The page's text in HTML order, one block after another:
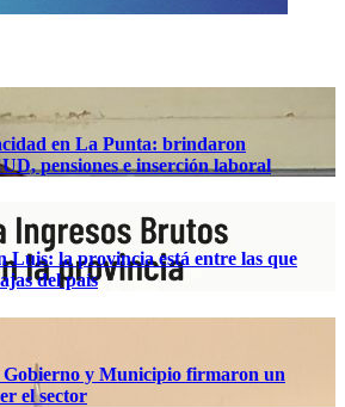
en La Punta: brindaron
pensiones e inserción laboral
Luis: la provincia está entre las que
del país
y Municipio firmaron un
el sector